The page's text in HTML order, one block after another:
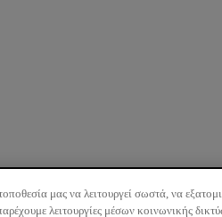
μας να λειτουργεί σωστά, να
λειτουργίες μέσων κοινωνικής